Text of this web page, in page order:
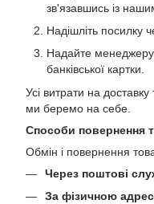
зв'язавшись із
Надішліть посилку
Надайте менеджеру
банківської картки.
Усі витрати на
ми беремо на себе.
Способи повернення
Обмін і повернення
Через поштові
За фізичною